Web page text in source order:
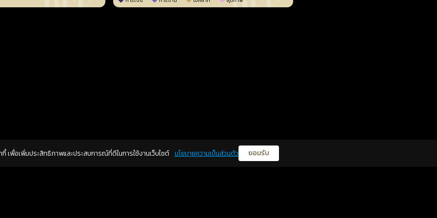
กี้ เพื่อเพิ่มประสิทธิภาพและประสบการณ์ที่ดีในการใช้งานเว็บไซต์ นโยบายความเป็นส่วนตัว ยอมรับ